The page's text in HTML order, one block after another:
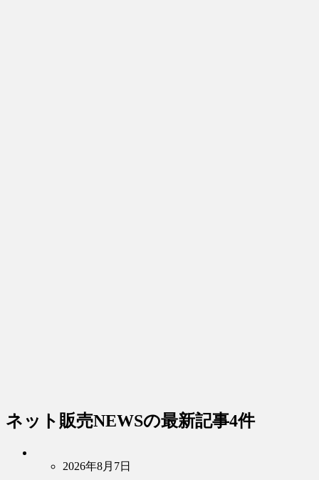
ネット販売NEWSの最新記事4件
2026年8月7日